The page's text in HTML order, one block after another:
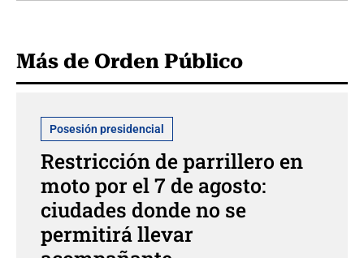
Más de Orden Público
Posesión presidencial
Restricción de parrillero en
moto por el 7 de agosto:
ciudades donde no se
permitirá llevar